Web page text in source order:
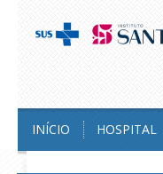
INÍCIO HOSPITAL